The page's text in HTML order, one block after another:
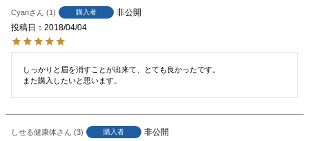
Cyan 1 購入者
非公開
投稿日
2018/04/04
しっかりと眉を消すことが出来て、とても良かったです。
また購入したいと思います。
しせる健康体 3 購入者
非公開